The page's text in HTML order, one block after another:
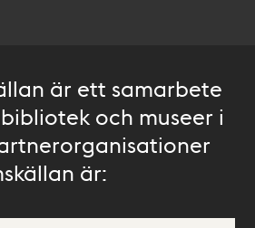
är ett samarbete
och museer i
är: